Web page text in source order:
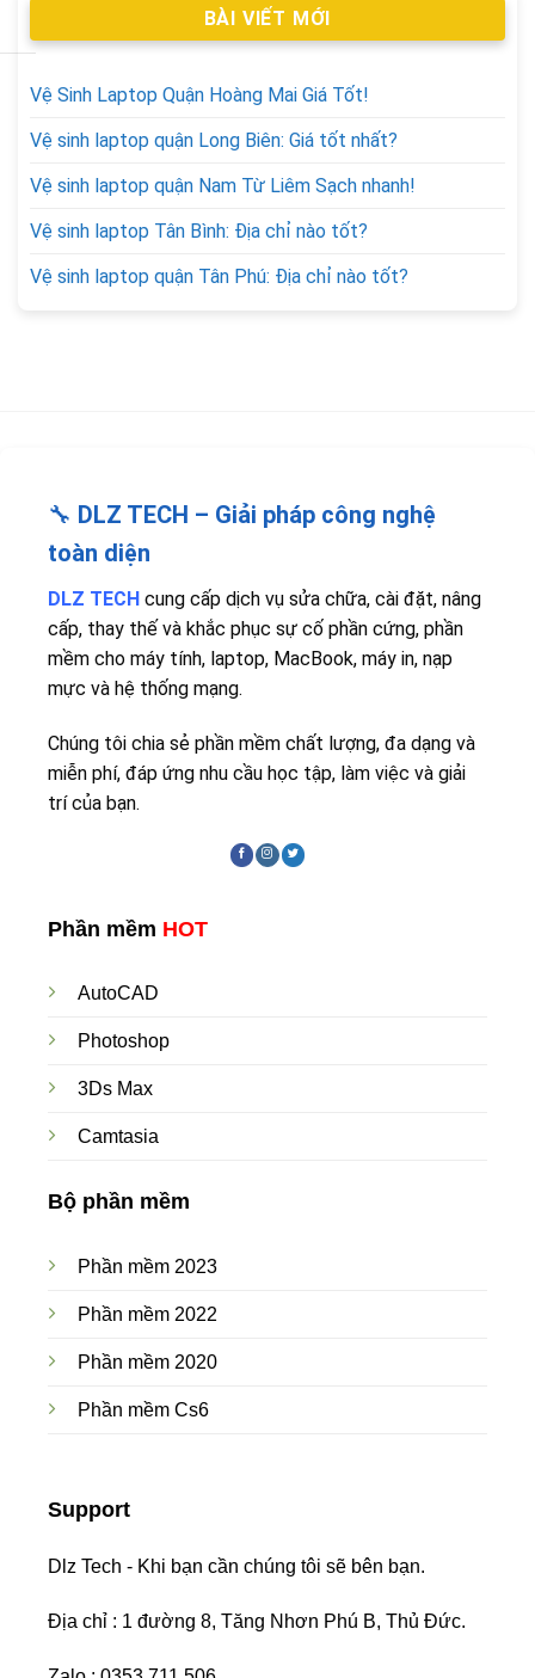
BÀI VIẾT MỚI
Vệ Sinh Laptop Quận Hoàng Mai Giá Tốt!
Vệ sinh laptop quận Long Biên: Giá tốt nhất?
Vệ sinh laptop quận Nam Từ Liêm Sạch nhanh!
Vệ sinh laptop Tân Bình: Địa chỉ nào tốt?
Vệ sinh laptop quận Tân Phú: Địa chỉ nào tốt?
🔧 DLZ TECH – Giải pháp công nghệ
toàn diện
DLZ TECH cung cấp dịch vụ sửa chữa, cài đặt, nâng
cấp, thay thế và khắc phục sự cố phần cứng, phần
mềm cho máy tính, laptop, MacBook, máy in, nạp
mực và hệ thống mạng.
Chúng tôi chia sẻ phần mềm chất lượng, đa dạng và
miễn phí, đáp ứng nhu cầu học tập, làm việc và giải
trí của bạn.
Phần mềm HOT
AutoCAD
Photoshop
3Ds Max
Camtasia
Bộ phần mềm
Phần mềm 2023
Phần mềm 2022
Phần mềm 2020
Phần mềm Cs6
Support
Dlz Tech - Khi bạn cần chúng tôi sẽ bên bạn.
Địa chỉ : 1 đường 8, Tăng Nhơn Phú B, Thủ Đức.